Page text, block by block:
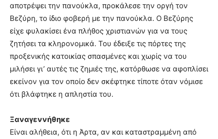
αποτρέψει την πανούκλα, προκάλεσε την οργή τον
Βεζύρη, το ίδιο φοβερή με την πανούκλα. Ο Βεζύρης
είχε φυλακίσει ένα πλήθος χριστιανών για να τους
ζητήσει τα κληρονομικά. Του έδειξε τις πόρτες της
προξενικής κατοικίας σπασμένες και χωρίς να του
μιλήσει γι’ αυτές τις ζημιές της, κατόρθωσε να αφοπλίσει
εκείνον για τον οποίο δεν σκέφτηκε τίποτε όταν νόμισε
ότι βλάφτηκε η απληστία του.
Ξαναγεννήθηκε
Είναι αλήθεια, ότι η Άρτα, αν και καταστραμμένη από